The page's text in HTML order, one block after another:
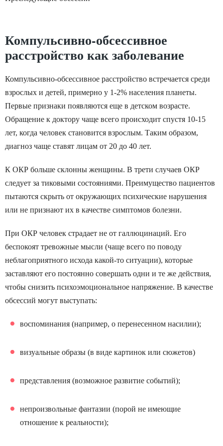
Компульсивно-обсессивное
расстройство как заболевание
Компульсивно-обсессивное расстройство встречается среди
взрослых и детей, примерно у 1-2% населения планеты.
Первые признаки появляются еще в детском возрасте.
Обращение к доктору чаще всего происходит спустя 10-15
лет, когда человек становится взрослым. Таким образом,
диагноз чаще ставят лицам от 20 до 40 лет.
К ОКР больше склонны женщины. В трети случаев ОКР
следует за тиковыми состояниями. Преимущество пациентов
пытаются скрыть от окружающих психические нарушения
или не признают их в качестве симптомов болезни.
При ОКР человек страдает не от галлюцинаций. Его
беспокоят тревожные мысли (чаще всего по поводу
неблагоприятного исхода какой-то ситуации), которые
заставляют его постоянно совершать одни и те же действия,
чтобы снизить психоэмоциональное напряжение. В качестве
обсессий могут выступать:
воспоминания (например, о перенесенном насилии);
визуальные образы (в виде картинок или сюжетов)
представления (возможное развитие событий);
непроизвольные фантазии (порой не имеющие
отношение к реальности);